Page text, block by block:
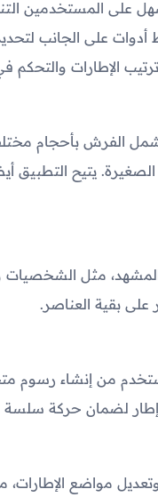
المستخدمين
على الجانب
الفرش بأحجام
الصغيرة. يتيح
مثل الشخصيات
بقية العناصر.
من إنشاء رسوم
إطار لضمان حركة سلسة
مواضع الإطارات،